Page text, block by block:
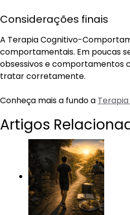
Considerações finais
A Terapia Cognitivo-
comportamentais. Em poucas
obsessivos e comportamentos
tratar corretamente.
Conheça mais a fundo a
Artigos